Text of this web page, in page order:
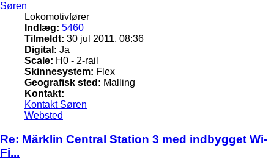
Søren
Lokomotivfører
Indlæg: 5460
Tilmeldt: 30 jul 2011, 08:36
Digital: Ja
Scale: H0 - 2-rail
Skinnesystem: Flex
Geografisk sted: Malling
Kontakt:
Kontakt Søren
Websted
Re: Märklin Central Station 3 med indbygget Wi-
Fi...